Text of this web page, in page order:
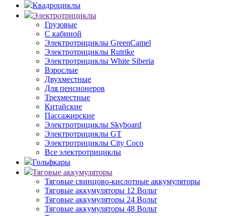
Квадроциклы
Электротрициклы
Грузовые
С кабиной
Электротрициклы GreenCamel
Электротрициклы Rutrike
Электротрициклы White Siberia
Взрослые
Двухместные
Для пенсионеров
Трехместные
Китайские
Пассажирские
Электротрициклы Skyboard
Электротрициклы GT
Электротрициклы City Coco
Все электротрициклы
Гольфкары
Тяговые аккумуляторы
Тяговые свинцово-кислотные аккумуляторы
Тяговые аккумуляторы 12 Вольт
Тяговые аккумуляторы 24 Вольт
Тяговые аккумуляторы 48 Вольт